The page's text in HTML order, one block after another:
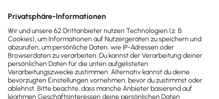
Aktionsrabatt.
Einfache Bedienung ohne
Buchhaltungskenntnisse
Endlich Ordnung in Rechnungen,
Belegen & Banking
Zeit sparen mit Automatisierter